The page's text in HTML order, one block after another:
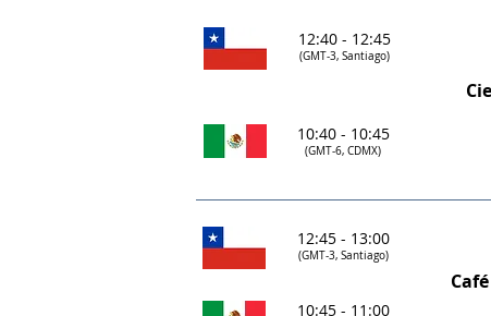
12:40 - 12:45
(GMT-3, Santiago)
10:40 - 10:45
(GMT-6, CDMX)
12:45 - 13:00
(GMT-3, Santiago)
10:45 - 11:00